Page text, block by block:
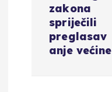
zakona
spriječili
preglasav
anje većine